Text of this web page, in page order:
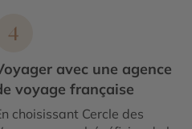
4
avec une agence
voyage française
choisissant Cercle des